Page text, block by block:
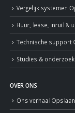
Vergelijk systemen
Huur, lease, inruil &
Technische support
Studies &
OVER ONS
Ons verhaal